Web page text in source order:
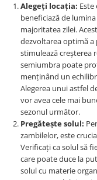
Alegeți locația:
beneficiază de
majoritatea zilei.
dezvoltarea optimă a
stimulează creșterea
semiumbra poate
menținând un
Alegerea unui astfel
vor avea cele mai
sezonul următor.
Pregătește solul:
zambilelor, este
Verificați ca solul să
care poate duce la
solul cu materie